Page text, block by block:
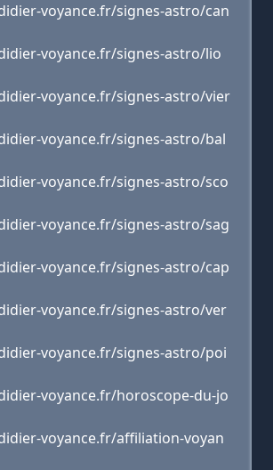
voyance.fr/signes-astro/can
voyance.fr/signes-astro/lio
voyance.fr/signes-astro/vier
voyance.fr/signes-astro/bal
voyance.fr/signes-astro/sco
voyance.fr/signes-astro/sag
voyance.fr/signes-astro/cap
voyance.fr/signes-astro/ver
voyance.fr/signes-astro/poi
voyance.fr/horoscope-du-jo
voyance.fr/affiliation-voyan